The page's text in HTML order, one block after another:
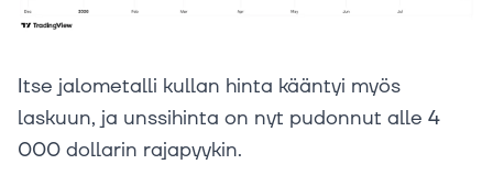
Itse jalometalli kullan hinta kääntyi myös
laskuun, ja unssihinta on nyt pudonnut alle 4
000 dollarin rajapyykin.